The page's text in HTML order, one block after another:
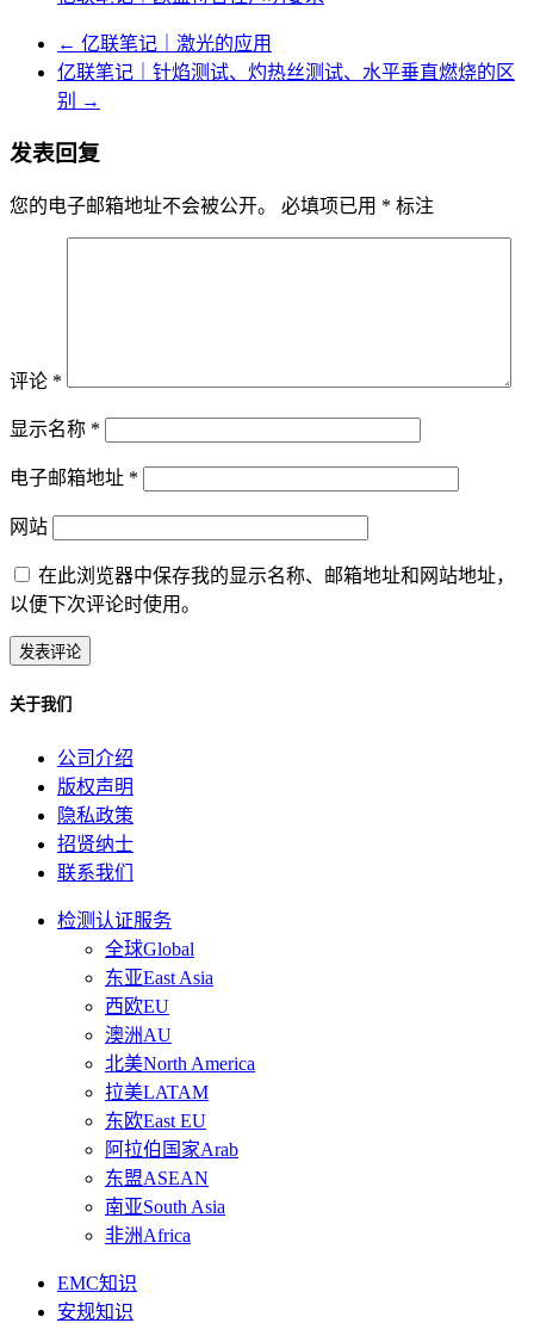
← 亿联笔记｜激光的应用
亿联笔记｜针焰测试、灼热丝测试、水平垂直燃烧的区
别
→
发表回复
您的电子邮箱地址不会被公开。 必填项已用 * 标注
评论 *
显示名称 *
电子邮箱地址 *
网站
在此浏览器中保存我的显示名称、邮箱地址和网站地址，
以便下次评论时使用。
关于我们
公司介绍
版权声明
隐私政策
招贤纳士
联系我们
检测认证服务
全球Global
东亚East Asia
西欧EU
澳洲AU
北美North America
拉美LATAM
东欧East EU
阿拉伯国家Arab
东盟ASEAN
南亚South Asia
非洲Africa
EMC知识
安规知识